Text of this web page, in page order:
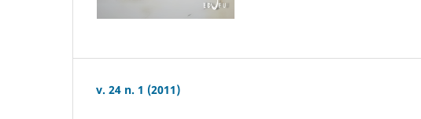
v. 24 n. 1 (2011)